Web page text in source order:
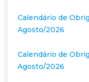
Calendário de
Agosto/2026
Calendário de
Agosto/2026